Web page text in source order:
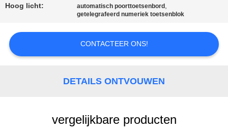
PRIVACY
Hoog licht: automatisch poorttoetsenbord ,
getelegrafeerd numeriek toetsenblok
CONTACTEER ONS!
DETAILS ONTVOUWEN
vergelijkbare producten